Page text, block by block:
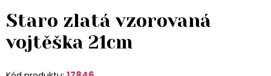
Staro zlatá vzorovaná
vojtěška 21cm